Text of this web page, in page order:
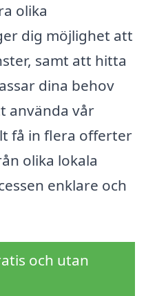
olika
dig möjlighet att
samt att hitta
dina behov
använda vår
få in flera offerter
olika lokala
enklare och
och utan